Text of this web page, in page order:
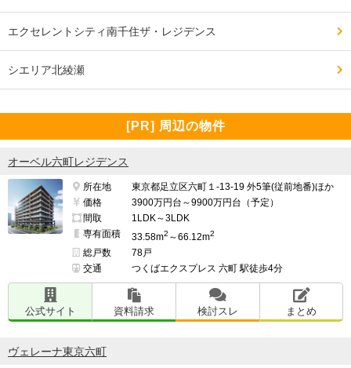
エクセレントシティ南千住ザ・レジデンス
シエリア北綾瀬
[PR] 周辺の物件
オーベル六町レジデンス
所在地
東京都足立区六町１-13-19 外5筆(従前地番)ほか
価格
3900万円台～9900万円台（予定）
間取
1LDK～3LDK
専有面積
33.58m2 ～66.12m2
総戸数
78戸
交通
つくばエクスプレス 六町 駅徒歩4分
公式サイト 資料請求 検討スレ まとめ
ヴェレーナ東京六町